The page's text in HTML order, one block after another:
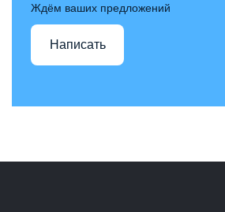
Ждём ваших предложений
Написать